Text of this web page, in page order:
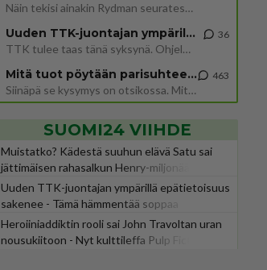
Näin tekisi ainakin Rydman seuratessaan idolinsa Trumpin mallia https://www.is.fi/politiikka/art-2000012187244.html
Uuden TTK-juontajan ympärillä epätietoisuus sakenee - Nyt MTV hämmentää soppaa
TTK tulee taas tänä syksynä. Ohjelman uudet tähtioppilaat julkistetaan torstaina 6. elokuuta klo 14 alkavassa lehdistö
36
Mitä tuot pöytään parisuhteessa?
Siinäpä se kysymys on otsikossa. Mitäpä siis tuot/toisit pöytään parisuhteessa? Oletko mies vai nainen? Koetko sen mitä
463
SUOMI24 VIIHDE
Muistatko? Kädestä suuhun elävä Satu sai
jättimäisen rahasalkun Henry-miljonääriltä
Uuden TTK-juontajan ympärillä epätietoisuus
sakenee - Tämä hämmentää soppaa
Heroiiniaddiktin rooli sai John Travoltan uran
nousukiitoon - Nyt kulttileffa Pulp Fiction